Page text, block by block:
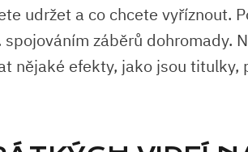
udržet a co chcete vyříznout.
záběrů dohromady.
nějaké efekty, jako jsou titulky,